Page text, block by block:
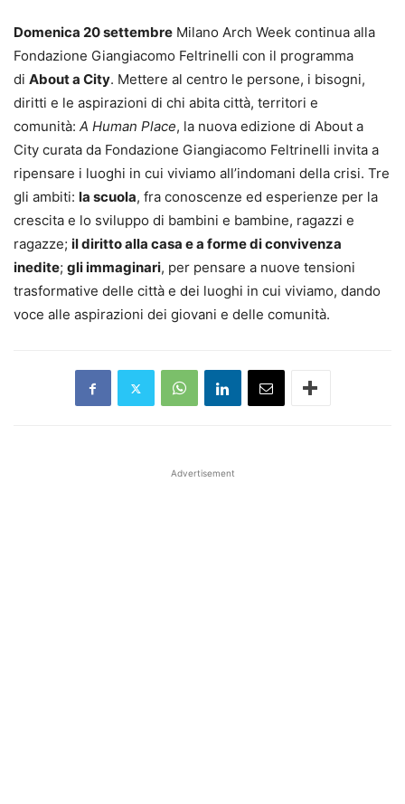
Domenica 20 settembre Milano Arch Week continua alla
Fondazione Giangiacomo Feltrinelli con il programma
di About a City. Mettere al centro le persone, i bisogni,
diritti e le aspirazioni di chi abita città, territori e
comunità: A Human Place, la nuova edizione di About a
City curata da Fondazione Giangiacomo Feltrinelli invita a
ripensare i luoghi in cui viviamo all’indomani della crisi. Tre
gli ambiti: la scuola, fra conoscenze ed esperienze per la
crescita e lo sviluppo di bambini e bambine, ragazzi e
ragazze; il diritto alla casa e a forme di convivenza
inedite; gli immaginari, per pensare a nuove tensioni
trasformative delle città e dei luoghi in cui viviamo, dando
voce alle aspirazioni dei giovani e delle comunità.
Advertisement